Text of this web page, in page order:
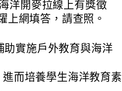
洋開麥拉線上有獎徵
上網填答，請查照。
助實施戶外教育與海洋
而培養學生海洋教育素